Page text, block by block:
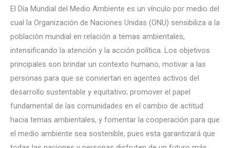
El Día Mundial del Medio Ambiente es un vínculo por medio del
cual la Organización de Naciones Unidas (ONU) sensibiliza a la
población mundial en relación a temas ambientales,
intensificando la atención y la acción política. Los objetivos
principales son brindar un contexto humano, motivar a las
personas para que se conviertan en agentes activos del
desarrollo sustentable y equitativo; promover el papel
fundamental de las comunidades en el cambio de actitud
hacia temas ambientales, y fomentar la cooperación para que
el medio ambiente sea sostenible, pues esta garantizará que